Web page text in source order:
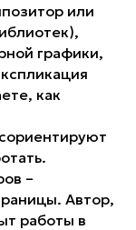
или
графики,
как
–
Автор,
работы в